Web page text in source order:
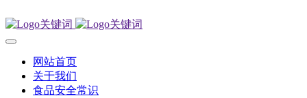
网站首页
关于我们
食品安全常识